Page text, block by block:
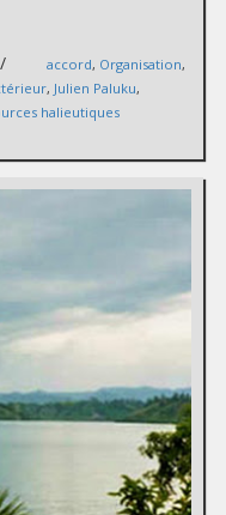
/ accord, Organisation,
, Julien Paluku,
halieutiques